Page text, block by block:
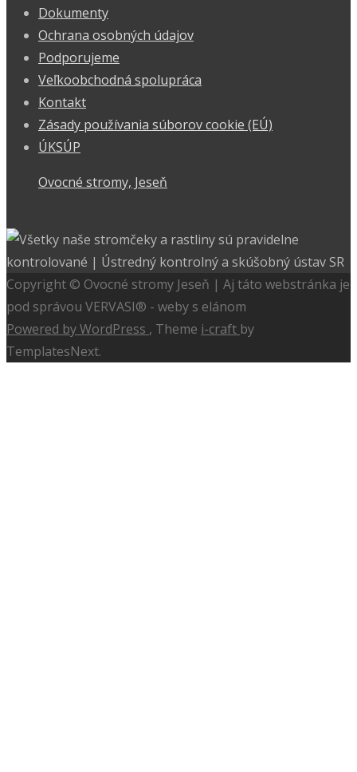
Dokumenty
Ochrana osobných údajov
Podporujeme
Veľkoobchodná spolupráca
Kontakt
Zásady používania súborov cookie (EÚ)
ÚKSÚP
Ovocné stromy, Jeseň
Copyright © Ovocné stromy Jeseň | Aj táto webstránka je
pod správou VERVASI® - weby s elánom
Powered by WordPress , Theme i-craft by
TemplatesNext.